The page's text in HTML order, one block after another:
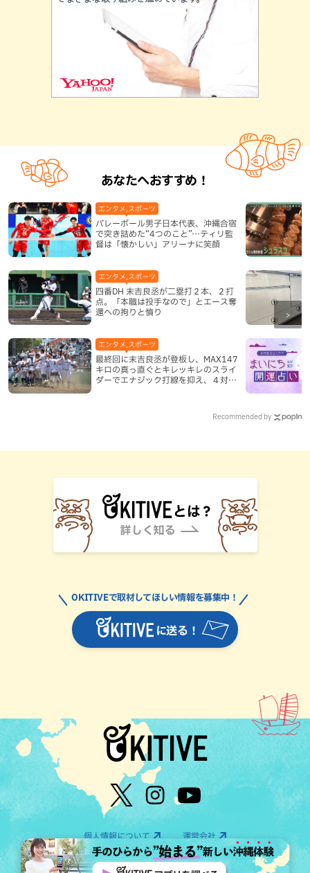
あなたへおすすめ！
バレーボール男子日本代表、沖縄合宿
で突き詰めた“4つのこと”…ティリ監
督は「懐かしい」アリーナに笑顔
エンタメ,スポーツ
四番DH 末吉良丞が二塁打２本、２打
点。「本職は投手なので」とエース奪
還への拘りと憤り
エンタメ,スポーツ
最終回に末吉良丞が登板し、MAX147
キロの真っ直ぐとキレッキレのスライ
ダーでエナジック打線を抑え、４対３
エンタメ,スポーツ
Recommended by
に送る！
OKITIVEで取材してほしい情報を募集中！
個人情報について 運営会社
©OTV CO.,LTD All Rights Reserved.